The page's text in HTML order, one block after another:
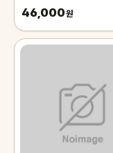
46,000원